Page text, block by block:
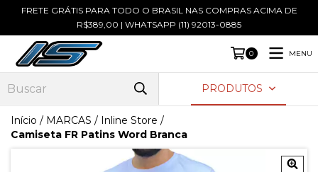
FRETE GRÁTIS PARA TODO O BRASIL NAS COMPRAS ACIMA DE
R$389,00 | WHATSAPP (11) 92013-0885
0 MENU
PRODUTOS
Início / MARCAS / Inline Store /
Camiseta FR Patins Word Branca